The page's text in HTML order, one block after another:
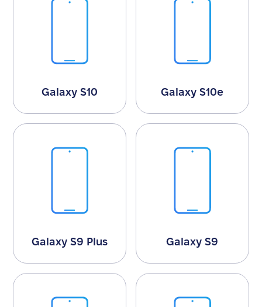
Galaxy S10 Galaxy S10e
Galaxy S9 Plus Galaxy S9